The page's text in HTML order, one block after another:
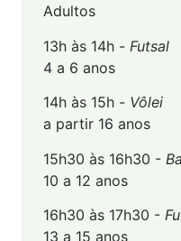
Adultos
13h às 14h - Futsal
4 a 6 anos
14h às 15h - Vôlei
a partir 16 anos
15h30 às 16h30 -
10 a 12 anos
16h30 às 17h30 -
13 a 15 anos